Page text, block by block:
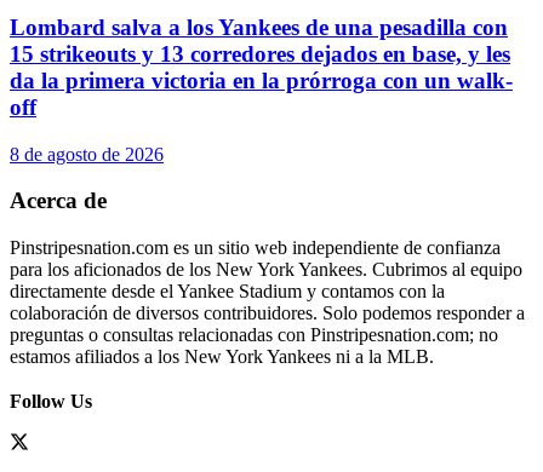
Lombard salva a los Yankees de una pesadilla con
15 strikeouts y 13 corredores dejados en base, y les
da la primera victoria en la prórroga con un walk-
off
8 de agosto de 2026
Acerca de
Pinstripesnation.com es un sitio web independiente de confianza
para los aficionados de los New York Yankees. Cubrimos al equipo
directamente desde el Yankee Stadium y contamos con la
colaboración de diversos contribuidores. Solo podemos responder a
preguntas o consultas relacionadas con Pinstripesnation.com; no
estamos afiliados a los New York Yankees ni a la MLB.
Follow Us